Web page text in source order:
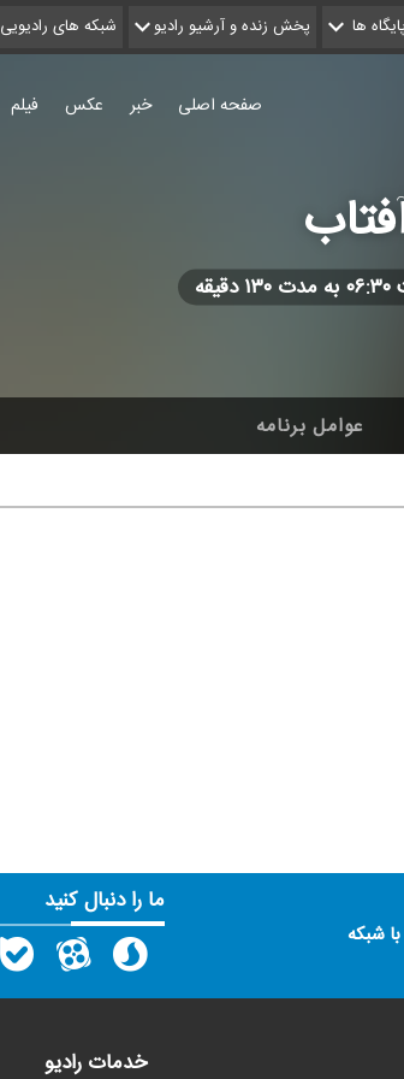
پایگاه ها پخش زنده و آرشیو رادیو شبکه های رادیویی
صفحه اصلی خبر عکس فیلم
عوامل برنامه
شبکه
ما را دنبال کنید
خدمات رادیو